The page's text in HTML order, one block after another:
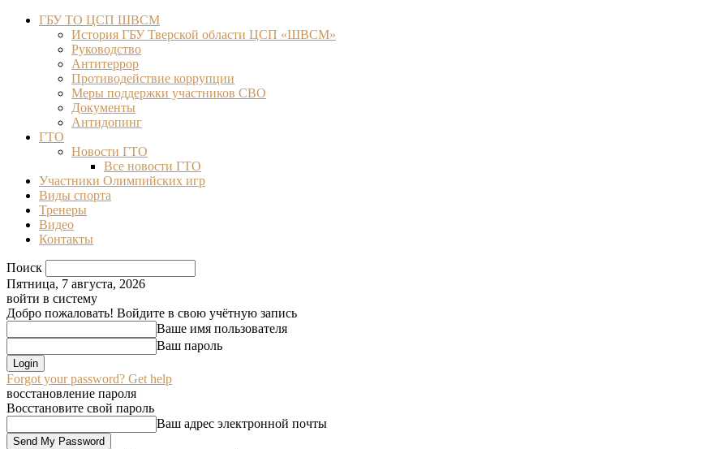
ГБУ ТО ЦСП ШВСМ
История ГБУ Тверской области ЦСП «ШВСМ»
Руководство
Антитеррор
Противодействие коррупции
Меры поддержки участников СВО
Документы
Антидопинг
ГТО
Новости ГТО
Все новости ГТО
Участники Олимпийских игр
Виды спорта
Тренеры
Видео
Контакты
Поиск
Пятница, 7 августа, 2026
войти в систему
Добро пожаловать! Войдите в свою учётную запись
Ваше имя пользователя
Ваш пароль
Forgot your password? Get help
восстановление пароля
Восстановите свой пароль
Ваш адрес электронной почты